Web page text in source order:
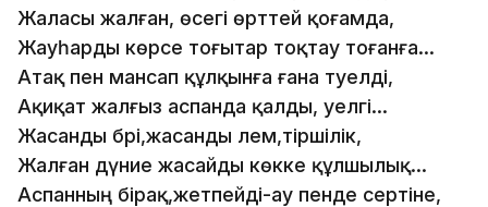
Жаласы жалған, өсегі өрттей қоғамда,
Жауһарды көрсе тоғытар тоқтау тоғанға...
Атақ пен мансап құлқынға ғана тәуелді,
Ақиқат жалғыз аспанда қалды, әуелгі...
Жасанды бәрі,жасанды әлем,тіршілік,
Жалған дүние жасайды көкке құлшылық...
Аспанның бірақ,жетпейді-ау пенде сертіне,